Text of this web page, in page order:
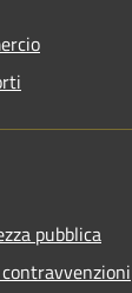
pubblica